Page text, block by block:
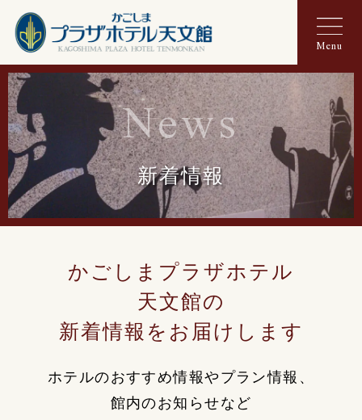
Menu
News
新着情報
かごしまプラザホテル
天文館の
新着情報をお届けします
ホテルのおすすめ情報やプラン情報、
館内のお知らせなど